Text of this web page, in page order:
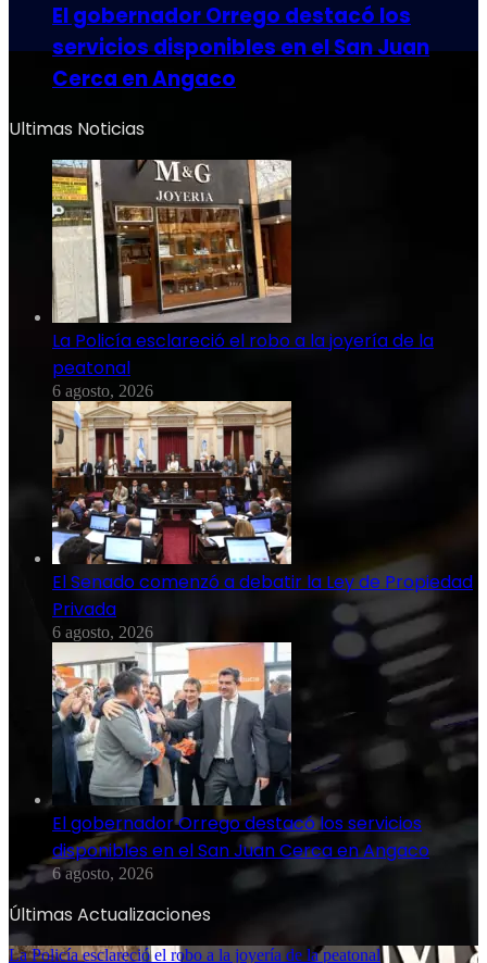
El gobernador Orrego destacó los
servicios disponibles en el San Juan
Cerca en Angaco
Ultimas Noticias
La Policía esclareció el robo a la joyería de la
peatonal
6 agosto, 2026
El Senado comenzó a debatir la Ley de Propiedad
Privada
6 agosto, 2026
El gobernador Orrego destacó los servicios
disponibles en el San Juan Cerca en Angaco
6 agosto, 2026
Últimas Actualizaciones
La Policía esclareció el robo a la joyería de la peatonal